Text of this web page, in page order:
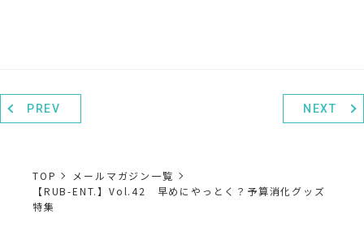
PREV NEXT
TOP
メールマガジン一覧
【RUB-ENT.】Vol.42 早めにやっとく？予算消化グッズ
特集